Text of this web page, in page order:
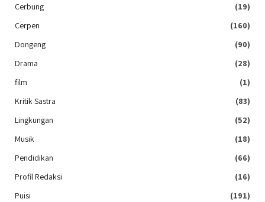
Cerbung
(19)
Cerpen
(160)
Dongeng
(90)
Drama
(28)
film
(1)
Kritik Sastra
(83)
Lingkungan
(52)
Musik
(18)
Pendidikan
(66)
Profil Redaksi
(16)
Puisi
(191)